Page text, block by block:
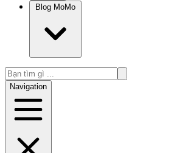
Blog MoMo
Navigation